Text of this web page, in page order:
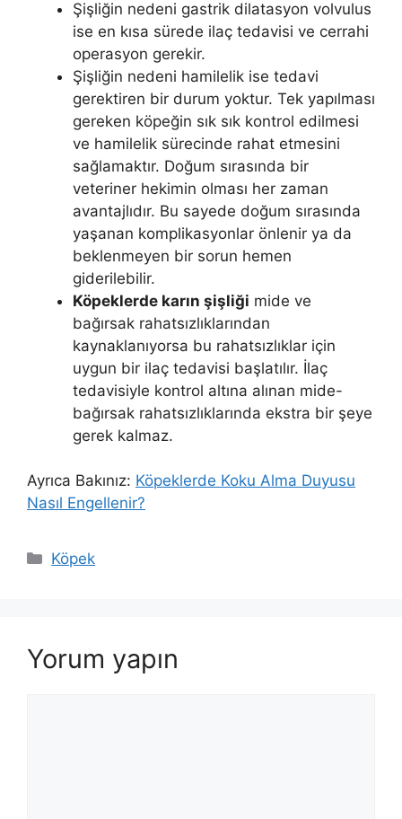
Şişliğin nedeni gastrik dilatasyon volvulus
ise en kısa sürede ilaç tedavisi ve cerrahi
operasyon gerekir.
Şişliğin nedeni hamilelik ise tedavi
gerektiren bir durum yoktur. Tek yapılması
gereken köpeğin sık sık kontrol edilmesi
ve hamilelik sürecinde rahat etmesini
sağlamaktır. Doğum sırasında bir
veteriner hekimin olması her zaman
avantajlıdır. Bu sayede doğum sırasında
yaşanan komplikasyonlar önlenir ya da
beklenmeyen bir sorun hemen
giderilebilir.
Köpeklerde karın şişliği mide ve
bağırsak rahatsızlıklarından
kaynaklanıyorsa bu rahatsızlıklar için
uygun bir ilaç tedavisi başlatılır. İlaç
tedavisiyle kontrol altına alınan mide-
bağırsak rahatsızlıklarında ekstra bir şeye
gerek kalmaz.
Ayrıca Bakınız: Köpeklerde Koku Alma Duyusu
Nasıl Engellenir?
Kategoriler
Köpek
Yorum yapın